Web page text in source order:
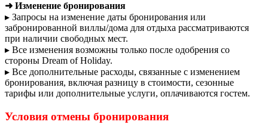
➜ Изменение бронирования
▸ Запросы на изменение даты бронирования или
забронированной виллы/дома для отдыха рассматриваются
при наличии свободных мест.
▸ Все изменения возможны только после одобрения со
стороны Dream of Holiday.
▸ Все дополнительные расходы, связанные с изменением
бронирования, включая разницу в стоимости, сезонные
тарифы или дополнительные услуги, оплачиваются гостем.
Условия отмены бронирования